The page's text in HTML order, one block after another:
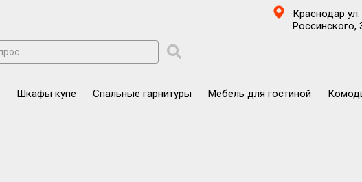
Краснодар
Россинского,
Шкафы купе Спальные гарнитуры Мебель для гостиной